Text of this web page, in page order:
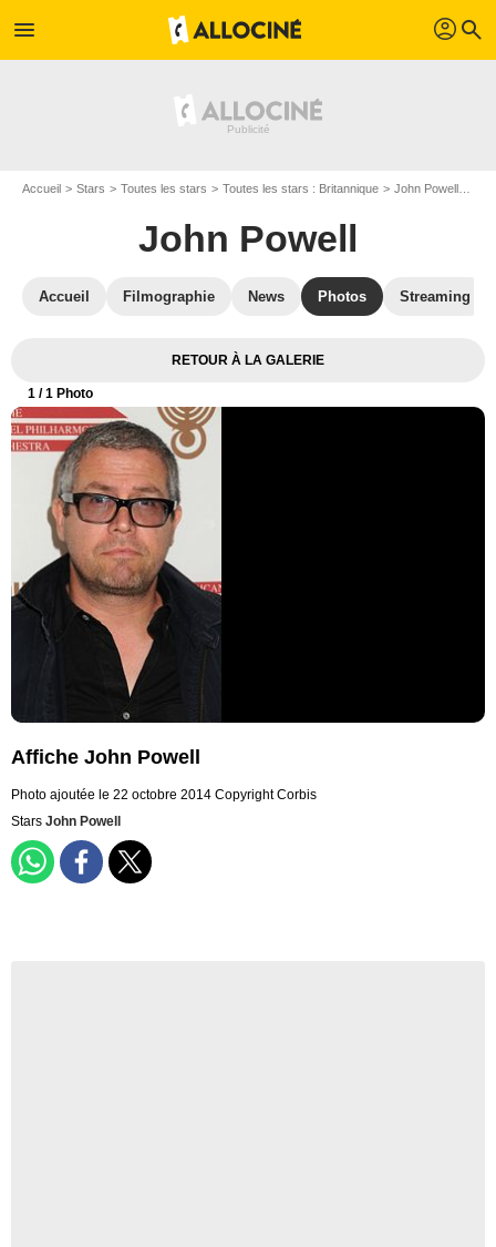
menu profil search
Accueil Stars Toutes les stars Toutes les stars : Britannique John Powell
John Powell
Accueil Filmographie News Photos Streaming
RETOUR À LA GALERIE
1 / 1 Photo
Affiche John Powell
Photo ajoutée le 22 octobre 2014 Copyright Corbis
Stars John Powell